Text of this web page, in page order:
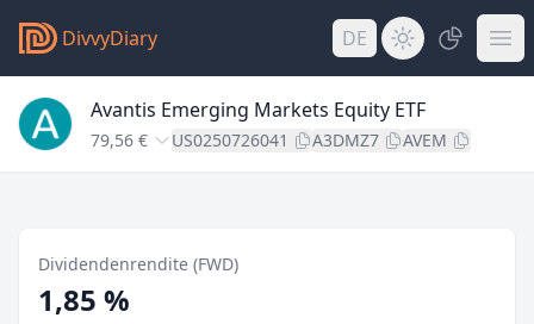
DivvyDiary DE
Avantis Emerging Markets Equity ETF
79,56 € US0250726041 A3DMZ7 AVEM
Dividendenrendite (FWD)
1,85 %